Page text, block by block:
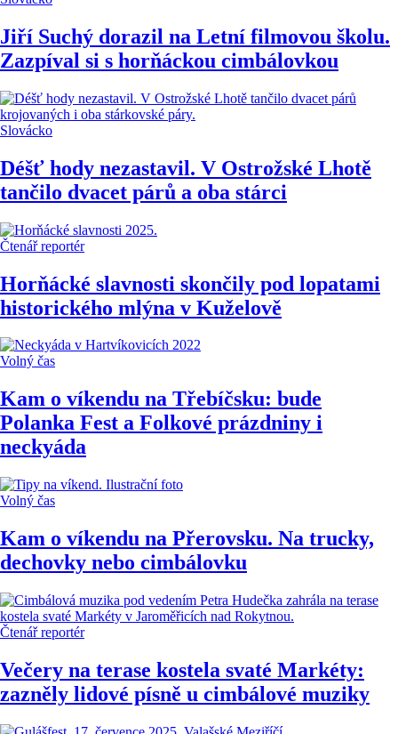
Jiří Suchý dorazil na Letní filmovou školu.
Zazpíval si s horňáckou cimbálovkou
Slovácko
Déšť hody nezastavil. V Ostrožské Lhotě
tančilo dvacet párů a oba stárci
Čtenář reportér
Horňácké slavnosti skončily pod lopatami
historického mlýna v Kuželově
Volný čas
Kam o víkendu na Třebíčsku: bude
Polanka Fest a Folkové prázdniny i
neckyáda
Volný čas
Kam o víkendu na Přerovsku. Na trucky,
dechovky nebo cimbálovku
Čtenář reportér
Večery na terase kostela svaté Markéty:
zazněly lidové písně u cimbálové muziky